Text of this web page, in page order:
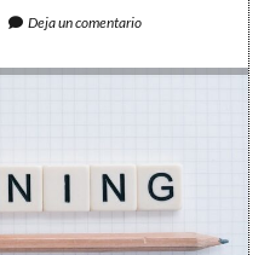
Deja un comentario